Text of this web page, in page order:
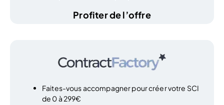
Profiter de l’offre
Faites-vous accompagner pour créer votre SCI
de 0 à 299€